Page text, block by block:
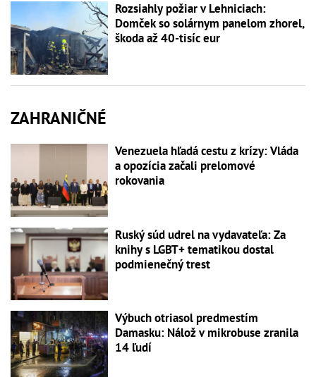
Rozsiahly požiar v Lehniciach:
Domček so solárnym panelom zhorel,
škoda až 40-tisíc eur
ZAHRANIČNÉ
Venezuela hľadá cestu z krízy: Vláda
a opozícia začali prelomové
rokovania
Ruský súd udrel na vydavateľa: Za
knihy s LGBT+ tematikou dostal
podmienečný trest
Výbuch otriasol predmestím
Damasku: Nálož v mikrobuse zranila
14 ľudí